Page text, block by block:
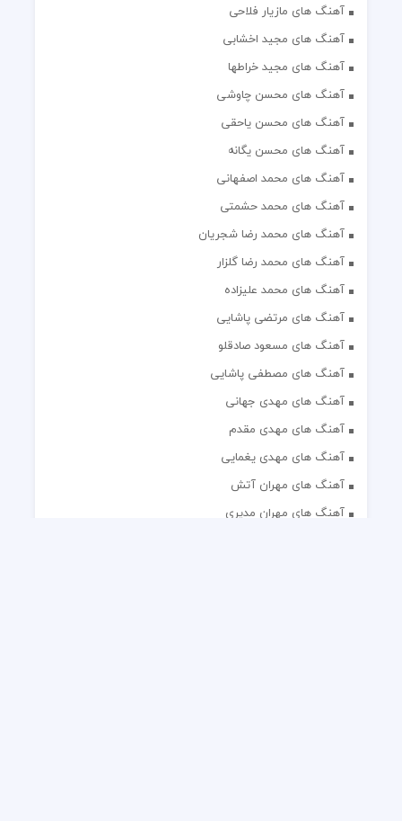
آهنگ های مازیار فلاحی
آهنگ های مجید اخشابی
آهنگ های مجید خراطها
آهنگ های محسن چاوشی
آهنگ های محسن یاحقی
آهنگ های محسن یگانه
آهنگ های محمد اصفهانی
آهنگ های محمد حشمتی
آهنگ های محمد رضا شجریان
آهنگ های محمد رضا گلزار
آهنگ های محمد علیزاده
آهنگ های مرتضی پاشایی
آهنگ های مسعود صادقلو
آهنگ های مصطفی پاشایی
آهنگ های مهدی جهانی
آهنگ های مهدی مقدم
آهنگ های مهدی یغمایی
آهنگ های مهران آتش
آهنگ های مهران مدیری